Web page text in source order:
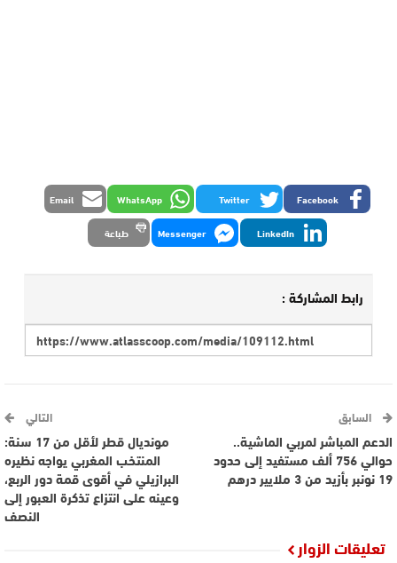
Facebook
Twitter
WhatsApp
Email
LinkedIn
Messenger طباعة
رابط المشاركة :
السابق
الدعم المباشر لمربي الماشية..
حوالي 756 ألف مستفيد إلى حدود
19 نونبر بأزيد من 3 ملايير درهم
التالي
مونديال قطر لأقل من 17 سنة:
المنتخب المغربي يواجه نظيره
البرازيلي في أقوى قمة دور الربع،
وعينه على انتزاع تذكرة العبور إلى
النصف
تعليقات الزوار